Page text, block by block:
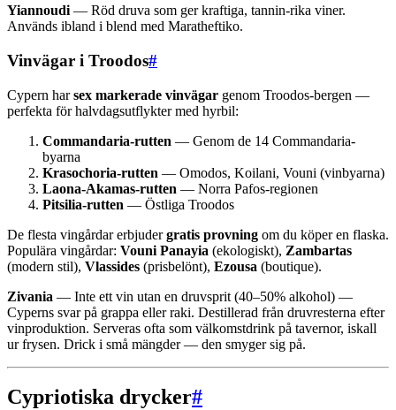
Yiannoudi — Röd druva som ger kraftiga, tannin-rika viner.
Används ibland i blend med Maratheftiko.
Vinvägar i Troodos#
Cypern harsex markerade vinvägar genom Troodos-bergen —
perfekta för halvdagsutflykter med hyrbil:
Commandaria-rutten — Genom de 14 Commandaria-
byarna
Krasochoria-rutten — Omodos, Koilani, Vouni (vinbyarna)
Laona-Akamas-rutten — Norra Pafos-regionen
Pitsilia-rutten — Östliga Troodos
De flesta vingårdar erbjudergratis provning om du köper en flaska.
Populära vingårdar: Vouni Panayia (ekologiskt), Zambartas
(modern stil), Vlassides (prisbelönt), Ezousa (boutique).
Zivania — Inte ett vin utan en druvsprit (40–50% alkohol) —
Cyperns svar på grappa eller raki. Destillerad från druvresterna efter
vinproduktion. Serveras ofta som välkomstdrink på tavernor, iskall
ur frysen. Drick i små mängder — den smyger sig på.
Cypriotiska drycker#